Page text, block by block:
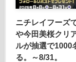
ニチレイフーズ
や今田美桜クリ
ルが抽選で1000
る。～8/31。